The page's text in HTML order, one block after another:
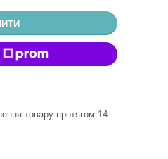
товару протягом 14